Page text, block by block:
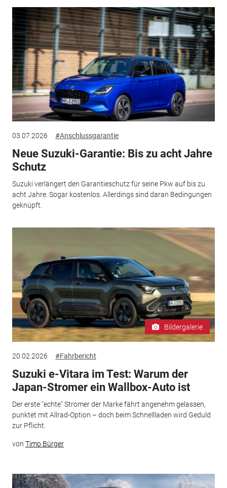
03.07.2026 #Anschlussgarantie
Neue Suzuki-Garantie: Bis zu acht Jahre
Schutz
Suzuki verlängert den Garantieschutz für seine Pkw auf bis zu
acht Jahre. Sogar kostenlos. Allerdings sind daran Bedingungen
geknüpft.
Bildergalerie
20.02.2026 #Fahrbericht
Suzuki e-Vitara im Test: Warum der
Japan-Stromer ein Wallbox-Auto ist
Der erste "echte" Stromer der Marke fährt angenehm gelassen,
punktet mit Allrad-Option – doch beim Schnellladen wird Geduld
zur Pflicht.
von Timo Bürger